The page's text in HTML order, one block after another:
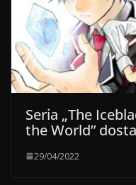
Seria „The
the World”
29/04/2022